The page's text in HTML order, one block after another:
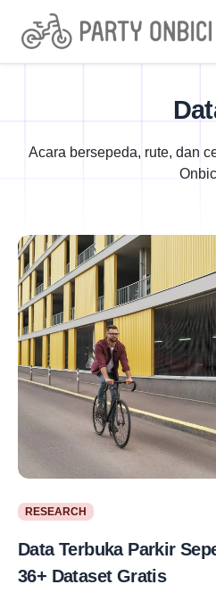
Acara bersepeda, rute, dan
RESEARCH
Data Terbuka Parkir
36+ Dataset Gratis